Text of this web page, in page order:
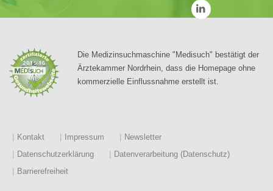
Die Medizinsuchmaschine "Medisuch" bestätigt der
Ärztekammer Nordrhein, dass die Homepage ohne
kommerzielle Einflussnahme erstellt ist.
Kontakt Impressum
Newsletter
Datenschutzerklärung
Datenverarbeitung (Datenschutz)
Barrierefreiheit